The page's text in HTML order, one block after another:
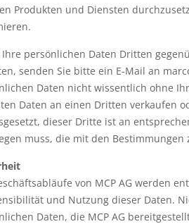
Produkten und Diensten
Ihre persönlichen Daten Dritten
senden Sie bitte ein E-Mail an
Daten nicht wissentlich ohne
Daten an einen Dritten verkaufen
dieser Dritte ist an
muss, die mit den
von MCP AG werden
und Nutzung dieser Daten.
Daten, die MCP AG